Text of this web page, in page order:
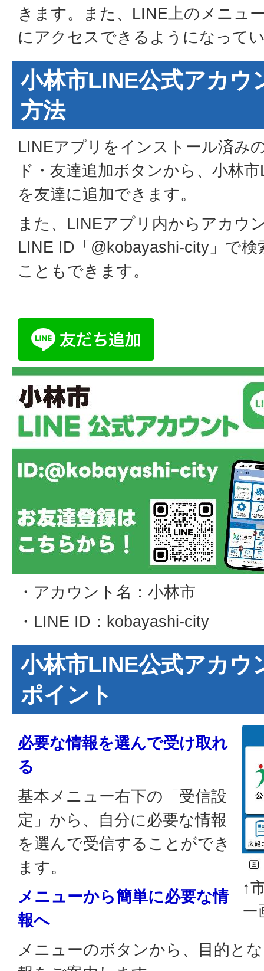
きます。また、LINE上のメニュ
にアクセスできるようになって
小林市LINE公式アカウ
方法
LINEアプリをインストール済み
ド・友達追加ボタンから、小林
を友達に追加できます。
また、LINEアプリ内からアカウ
LINE ID「@kobayashi-city」で
こともできます。
・アカウント名：小林市
・LINE ID：kobayashi-city
小林市LINE公式アカウ
ポイント
↑
ー
必要な情報を選んで受け取れ
る
基本メニュー右下の「受信設
定」から、自分に必要な情報
を選んで受信することができ
ます。
メニューから簡単に必要な情
報へ
メニューのボタンから、目的と